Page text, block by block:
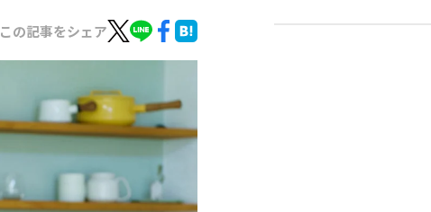
この記事をシェア